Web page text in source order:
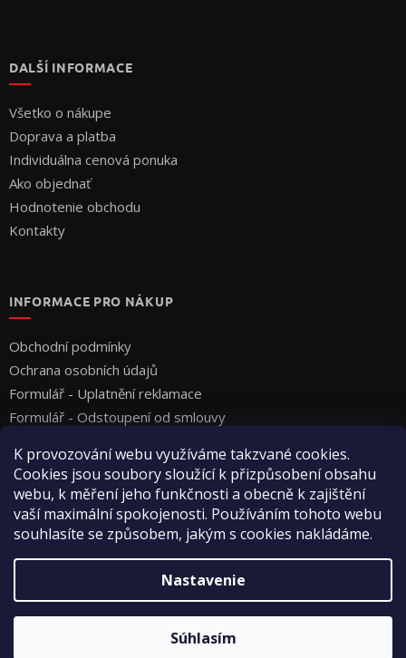
K provozování webu využíváme takzvané cookies.
Cookies jsou soubory sloužící k přizpůsobení obsahu
webu, k měření jeho funkčnosti a obecně k zajištění
vaší maximální spokojenosti. Používáním tohoto webu
souhlasíte se způsobem, jakým s cookies nakládáme.
Nastavenie
Súhlasím
DALŠÍ INFORMACE
Všetko o nákupe
Doprava a platba
Individuálna cenová ponuka
Ako objednať
Hodnotenie obchodu
Kontakty
INFORMACE PRO NÁKUP
Obchodní podmínky
Ochrana osobních údajů
Formulář - Uplatnění reklamace
Formulář - Odstoupení od smlouvy
Vytvoril Shoptet
Copyright 2026Vyza Professional s.r.o.. Všetky práva
vyhradené.